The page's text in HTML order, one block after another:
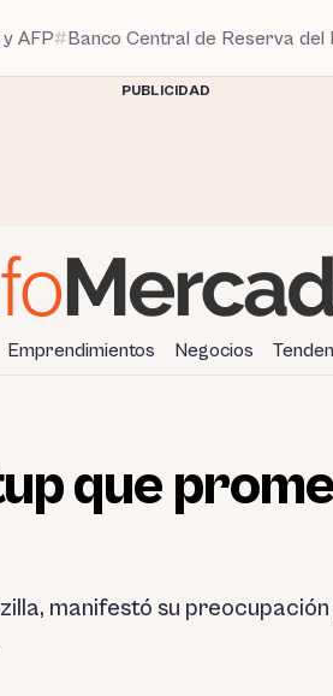
AFP Banco Central de Reserva del
PUBLICIDAD
Emprendimientos Negocios
que
manifestó su